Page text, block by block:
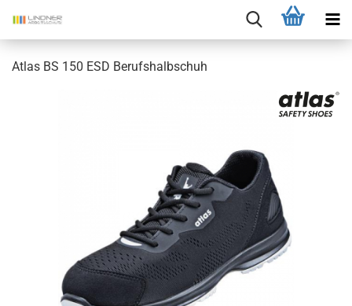
Atlas BS 150 ESD Berufshalbschuh